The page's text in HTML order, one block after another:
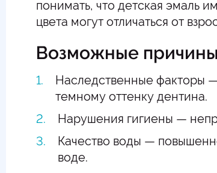
понимать, что детская эмаль
цвета могут отличаться от
Возможные
Наследственные факторы
темному оттенку дентина.
Нарушения гигиены —
Качество воды —
воде.